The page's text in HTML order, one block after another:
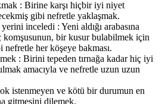
: Birine karşı hiçbir iyi niyet
gibi nefretle yaklaşmak.
inceledi : Yeni aldığı arabasına
komşusunun, bir kusur bulabilmek için
her köşeye bakması.
: Birini tepeden tırnağa kadar hiç iyi
amacıyla ve nefretle uzun uzun
istenmeyen ve kötü bir durumun en
gitmesini dilemek.